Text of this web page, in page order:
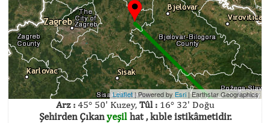
Leaflet| Powered by Esri |Earthstar Geographics
Arz :45° 50' Kuzey, Tûl :16° 32' Doğu
Şehirden Çıkanyeşilhat , kıble istikâmetidir.